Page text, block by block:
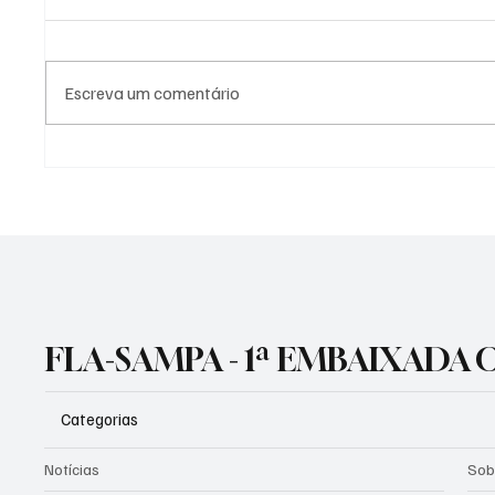
Escreva um comentário
FLA-SAMPA - 1ª EMBAIXADA
Categorias
Notícias